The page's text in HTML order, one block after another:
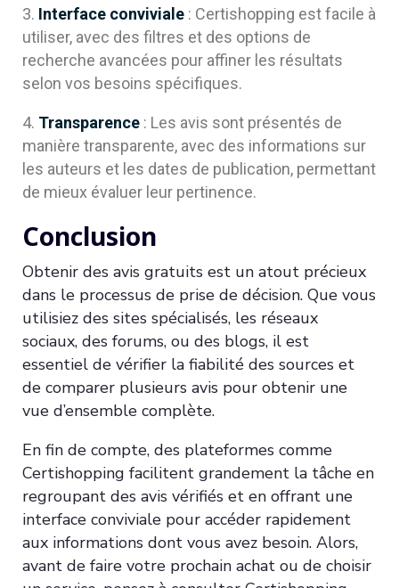
Interface conviviale : Certishopping est facile à
utiliser, avec des filtres et des options de
recherche avancées pour affiner les résultats
selon vos besoins spécifiques.
Transparence : Les avis sont présentés de
manière transparente, avec des informations sur
les auteurs et les dates de publication, permettant
de mieux évaluer leur pertinence.
Conclusion
Obtenir des avis gratuits est un atout précieux
dans le processus de prise de décision. Que vous
utilisiez des sites spécialisés, les réseaux
sociaux, des forums, ou des blogs, il est
essentiel de vérifier la fiabilité des sources et
de comparer plusieurs avis pour obtenir une
vue d’ensemble complète.
En fin de compte, des plateformes comme
Certishopping facilitent grandement la tâche en
regroupant des avis vérifiés et en offrant une
interface conviviale pour accéder rapidement
aux informations dont vous avez besoin. Alors,
avant de faire votre prochain achat ou de choisir